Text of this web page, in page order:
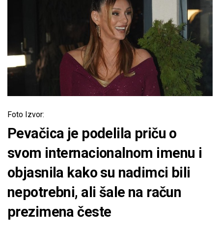
Foto Izvor:
Pevačica je podelila priču o
svom internacionalnom imenu i
objasnila kako su nadimci bili
nepotrebni, ali šale na račun
prezimena česte